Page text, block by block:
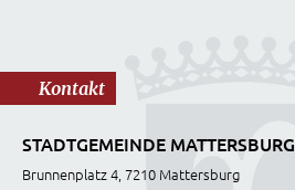
Kontakt
STADTGEMEINDE MATTERSBURG
Brunnenplatz 4, 7210 Mattersburg